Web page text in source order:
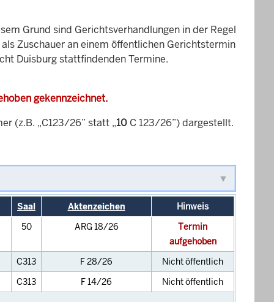
Grund sind Gerichtsverhandlungen in der Regel
Zuschauer an einem öffentlichen Gerichtstermin
Duisburg stattfindenden Termine.
gekennzeichnet.
(z.B. „C123/26” statt „10 C 123/26”) dargestellt.
Saal Aktenzeichen
Hinweis
50
ARG 18/26
Termin
aufgehoben
C313
F 28/26
Nicht öffentlich
C313
F 14/26 Nicht öffentlich